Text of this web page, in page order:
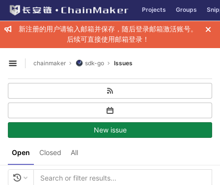
Skip to content
GitLab Projects Groups
新注册的用户请输入邮箱并保存，随后登录邮箱激活账号。
后续可直接使用邮箱登录！
Open sidebar
chainmaker sdk-go Issues
Open Closed All
New issue